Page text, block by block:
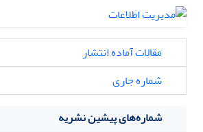
مقالات آماده انتشار
شماره جاری
شماره‌های پیشین نشریه